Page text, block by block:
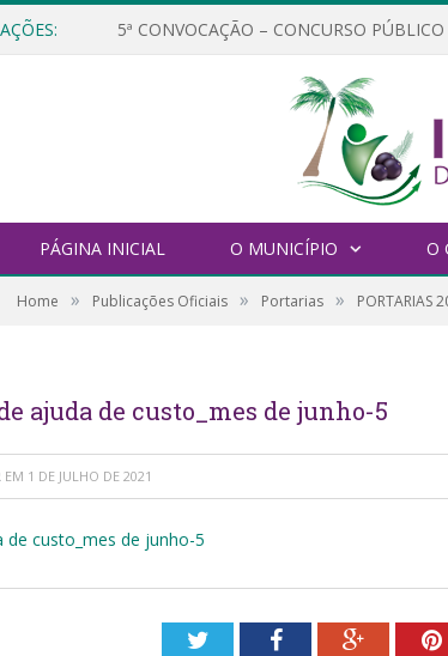
5ª CONVOCAÇÃO – CONCURSO
PÁGINA INICIAL O MUNICÍPIO O
Home » Publicações Oficiais » Portarias » PORTARIAS
ajuda de custo_mes de junho-5
EM 1 DE JULHO DE 2021
de custo_mes de junho-5
TwitterFacebookGoogle+